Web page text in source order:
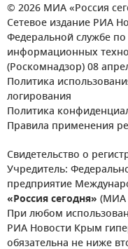
© 2026 МИА «Россия
Сетевое издание РИА
Федеральной службе
информационных
(Роскомнадзор) 08
Политика
логирования
Политика
Правила применения
Свидетельство о
Учредитель:
предприятие
«Россия сегодня» (МИА
При любом
РИА Новости Крым
обязательна не ниже